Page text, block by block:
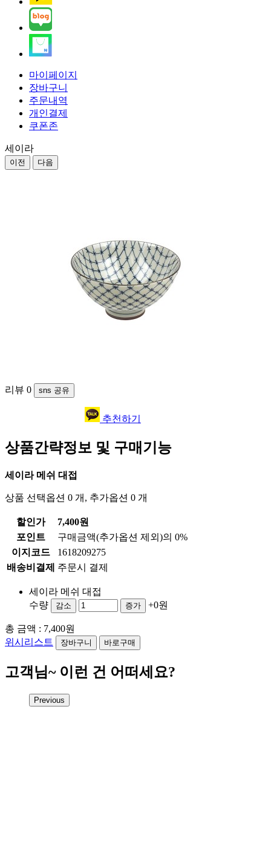
마이페이지
장바구니
주문내역
개인결제
쿠폰존
세이라
이전 다음
리뷰 0 sns 공유
추천하기
상품간략정보 및 구매기능
세이라 메쉬 대접
상품 선택옵션 0 개, 추가옵션 0 개
할인가
7,400원
포인트
구매금액(추가옵션 제외)의 0%
이지코드
1618209275
배송비결제
주문시 결제
세이라 메쉬 대접
수량
감소 증가 +0원
총 금액 : 7,400원
위시리스트
고객님~ 이런 건 어떠세요?
Previous